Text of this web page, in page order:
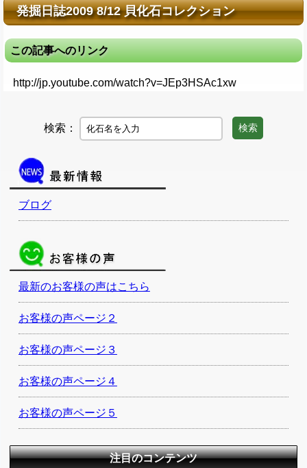
発掘日誌2009 8/12 貝化石コレクション
この記事へのリンク
http://jp.youtube.com/watch?v=JEp3HSAc1xw
検索： 検索
ブログ
最新のお客様の声はこちら
お客様の声ページ２
お客様の声ページ３
お客様の声ページ４
お客様の声ページ５
注目のコンテンツ